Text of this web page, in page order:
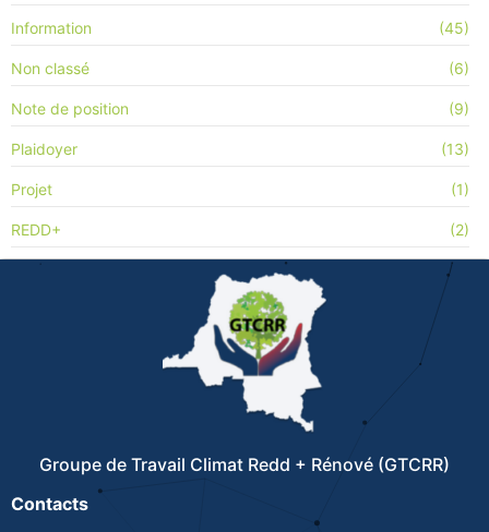
Information (45)
Non classé (6)
Note de position (9)
Plaidoyer (13)
Projet (1)
REDD+ (2)
Groupe de Travail Climat Redd + Rénové (GTCRR)
Contacts